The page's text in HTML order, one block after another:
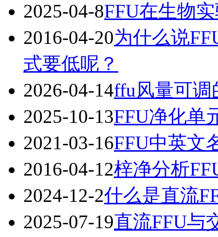
2025-04-8FFU在生物
2016-04-20为什么说
式要低呢？
2026-04-14ffu风量可调
2025-10-13FFU净化单
2021-03-16FFU中英文
2016-04-12梓净分析
2024-12-2什么是直流
2025-07-19直流FFU与